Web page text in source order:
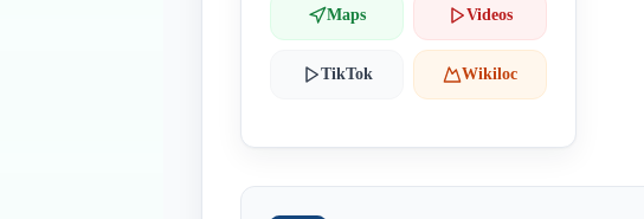
Maps Videos
TikTok Wikiloc